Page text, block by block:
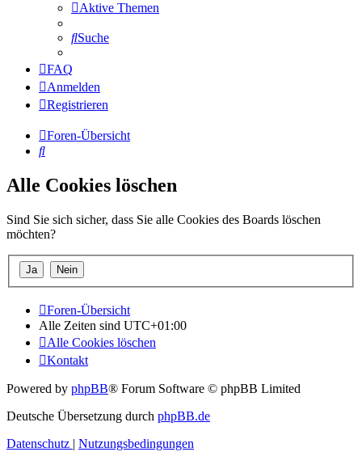
Aktive Themen
Suche
FAQ
Anmelden
Registrieren
Foren-Übersicht
Suche
Alle Cookies löschen
Sind Sie sich sicher, dass Sie alle Cookies des Boards löschen
möchten?
Foren-Übersicht
Alle Zeiten sind UTC+01:00
Alle Cookies löschen
Kontakt
Powered by phpBB® Forum Software © phpBB Limited
Deutsche Übersetzung durch phpBB.de
Datenschutz | Nutzungsbedingungen